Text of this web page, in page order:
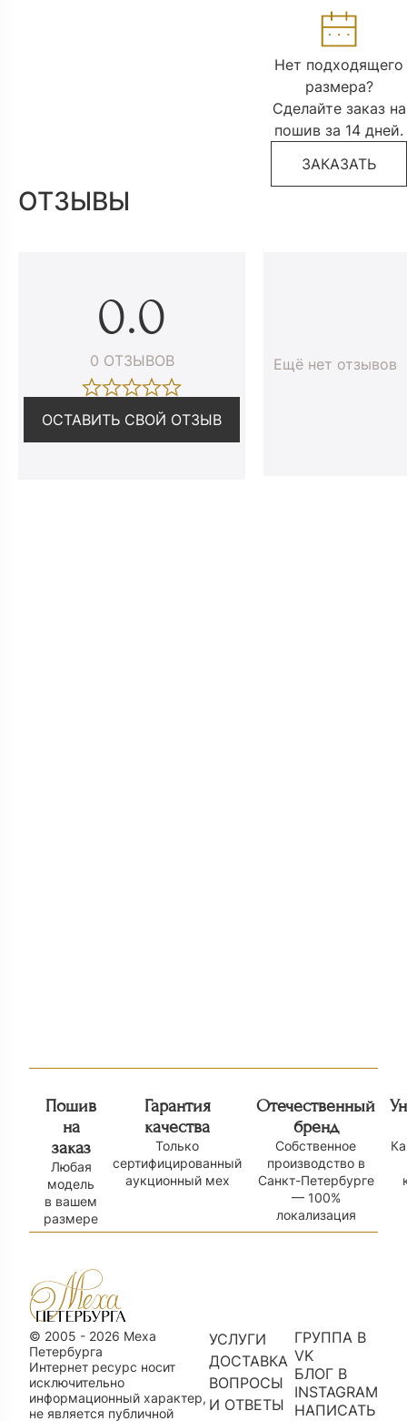
Нет подходящего
размера?
Сделайте заказ на
пошив за 14 дней.
ЗАКАЗАТЬ
ОТЗЫВЫ
0.0
0 ОТЗЫВОВ
ОСТАВИТЬ СВОЙ ОТЗЫВ
Ещё нет отзывов
Пошив
на
заказ
Любая
модель
в вашем
размере
Гарантия
качества
Только
сертифицированный
аукционный мех
Отечественный
бренд
Собственное
производство в
Санкт-Петербурге
— 100%
локализация
© 2005 - 2026 Меха
Петербурга
Интернет ресурс носит
исключительно
информационный характер,
не является публичной
УСЛУГИ
ДОСТАВКА
ВОПРОСЫ
И ОТВЕТЫ
ГРУППА В
VK
БЛОГ В
INSTAGRAM
НАПИСАТЬ